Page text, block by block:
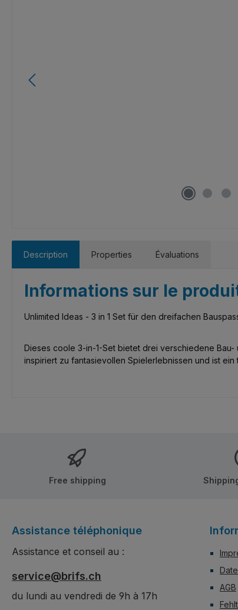
Description Properties Évaluations
Informations sur le
Unlimited Ideas - 3 in 1 Set für den dreifachen
Dieses coole 3-in-1-Set bietet drei verschiedene Bau-
inspiriert zu fantasievollen Spielerlebnissen und ist
Free shipping
Assistance téléphonique
Assistance et conseil au :
service@brifs.ch
du lundi au vendredi de 9h à 17h
AGB